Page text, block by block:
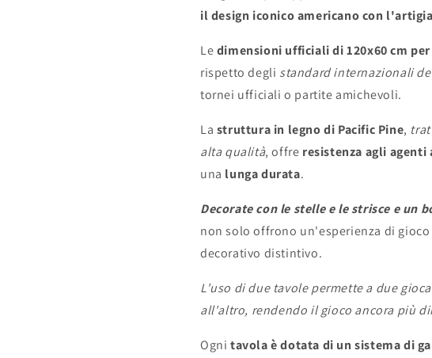
il design iconico americano con
Ledimensioni ufficiali di 120x60 cm
rispetto degli standard internazionali
tornei ufficiali o partite amichevoli.
La struttura in legno di Pacific Pine,
alta qualità, offre resistenza agli
una lunga durata.
Decorate con le stelle e le strisce e un
non solo offrono un'esperienza di
decorativo distintivo.
L'uso di due tavole permette a due
all'altro, rendendo il gioco ancora più
Ogni tavola è dotata di un sistema di